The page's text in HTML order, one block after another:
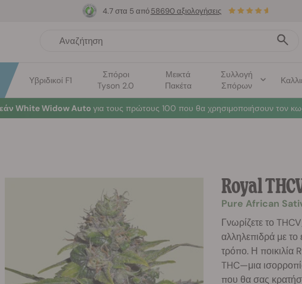
Υβριδικοί F1
Σπόροι
Tyson 2.0
Μεικτά
Πακέτα
Συλλογή
Σπόρων
4.7 στα 5 από 58690 αξιολογήσεις
White Widow Auto για τους πρώτους 100 που θα χρησιμοποιήσουν τον
Royal
Pure African
Γνωρίζετε το
αλληλεπιδρά με το
τρόπο. Η ποικιλία
THC—μια
που θα σας